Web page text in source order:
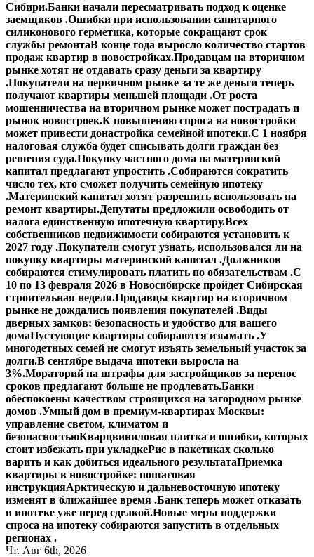
Сибири.Банки начали пересматривать подход к оценке
заемщиков .Ошибки при использовании санитарного
силиконового герметика, которые сокращают срок
службы ремонтаВ конце года выросло количество стартов
продаж квартир в новостройках.Продавцам на вторичном
рынке хотят не отдавать сразу деньги за квартиру
.Покупатели на первичном рынке за те же деньги теперь
получают квартиры меньшей площади .От роста
мошенничества на вторичном рынке может пострадать и
рынок новостроек.К повышению спроса на новостройки
может привести донастройка семейной ипотеки.С 1 ноября
налоговая служба будет списывать долги граждан без
решения суда.Покупку частного дома на материнский
капитал предлагают упростить .Собираются сократить
число тех, кто сможет получить семейную ипотеку
.Материнский капитал хотят разрешить использовать на
ремонт квартиры.Депутаты предложили освободить от
налога единственную ипотечную квартиру.Всех
собственников недвижимости собираются установить к
2027 году .Покупатели смогут узнать, использовался ли на
покупку квартиры материнский капитал .Должников
собираются стимулировать платить по обязательствам .С
10 по 13 февраля 2026 в Новосибирске пройдет Сибирская
строительная неделя.Продавцы квартир на вторичном
рынке не дождались появления покупателей .Виды
дверных замков: безопасность и удобство для вашего
домаПустующие квартиры собираются изымать .У
многодетных семей не смогут изъять земельный участок за
долги.В сентябре выдача ипотеки выросла на
3%.Мораторий на штрафы для застройщиков за перенос
сроков предлагают больше не продлевать.Банки
обеспокоены качеством строящихся на загородном рынке
домов .Умный дом в премиум-квартирах Москвы:
управление светом, климатом и
безопасностьюКварцвиниловая плитка и ошибки, которых
стоит избежать при укладкеРис в пакетиках сколько
варить и как добиться идеального результатаПриемка
квартиры в новостройке: пошаговая
инструкцияАрктическую и дальневосточную ипотеку
изменят в ближайшее время .Банк теперь может отказать
в ипотеке уже перед сделкой.Новые меры поддержки
спроса на ипотеку собираются запустить в отдельных
регионах .
Чт. Авг 6th, 2026